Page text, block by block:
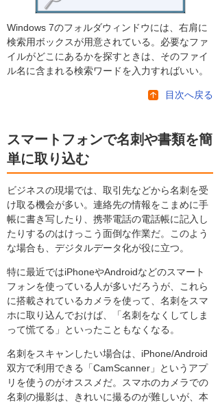
Windows 7のフォルダウィンドウには、右肩に
検索用ボックスが用意されている。必要なファ
イルがどこにあるかを探すときは、そのファイ
ル名に含まれる検索ワードを入力すればいい。
目次へ戻る
スマートフォンで名刺や書類を簡
単に取り込む
ビジネスの現場では、取引先などから名刺を受
け取る機会が多い。連絡先の情報をこまめに手
帳に書き写したり、携帯電話の電話帳に記入し
たりするのはけっこう面倒な作業だ。このよう
な場合も、デジタルデータ化が役に立つ。
特に最近ではiPhoneやAndroidなどのスマート
フォンを使っている人が多いだろうが、これら
に搭載されているカメラを使って、名刺をスマ
ホに取り込んでおけば、「名刺をなくしてしま
って慌てる」といったこともなくなる。
名刺をスキャンしたい場合は、iPhone/Android
双方で利用できる「CamScanner」というアプ
リを使うのがオススメだ。スマホのカメラでの
名刺の撮影は、きれいに撮るのが難しいが、本